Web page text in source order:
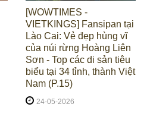
[WOWTIMES -
VIETKINGS] Fansipan tại
Lào Cai: Vẻ đẹp hùng vĩ
của núi rừng Hoàng Liên
Sơn - Top các di sản tiêu
biểu tại 34 tỉnh, thành Việt
Nam (P.15)
24-05-2026